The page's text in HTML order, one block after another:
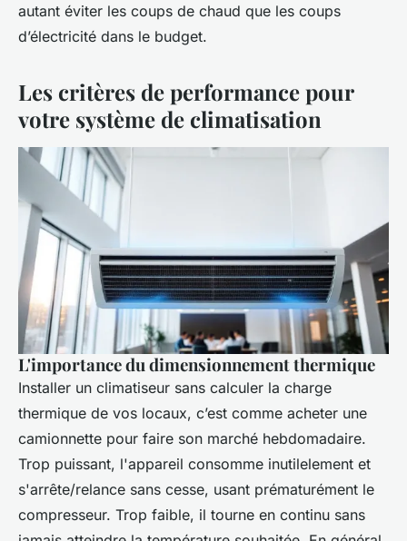
autant éviter les coups de chaud que les coups
d’électricité dans le budget.
Les critères de performance pour
votre système de climatisation
L'importance du dimensionnement thermique
Installer un climatiseur sans calculer la charge
thermique de vos locaux, c’est comme acheter une
camionnette pour faire son marché hebdomadaire.
Trop puissant, l'appareil consomme inutilelement et
s'arrête/relance sans cesse, usant prématurément le
compresseur. Trop faible, il tourne en continu sans